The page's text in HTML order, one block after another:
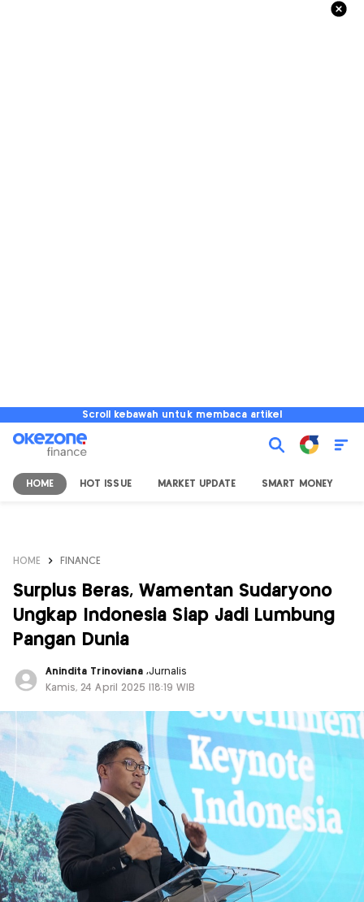
Scroll kebawah untuk membaca artikel
HOME HOT ISSUE MARKET UPDATE SMART MONEY
HOME FINANCE
Surplus Beras, Wamentan Sudaryono
Ungkap Indonesia Siap Jadi Lumbung
Pangan Dunia
Anindita Trinoviana ,Jurnalis
Kamis, 24 April 2025 |18:19 WIB